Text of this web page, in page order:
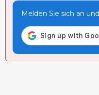
Melden Sie sich an